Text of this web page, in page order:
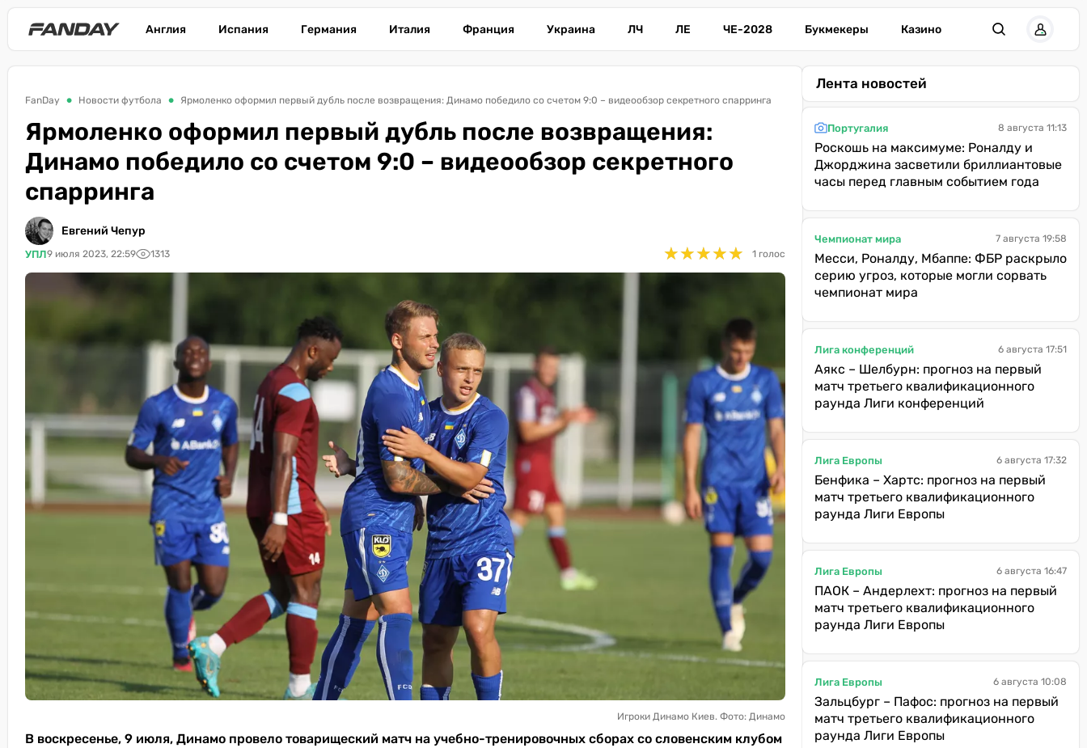
Англия Испания Германия Италия Франция Украина ЛЧ ЛЕ ЧЕ-2028 Букмекеры Казино
FanDay Новости футбола Ярмоленко оформил первый дубль после возвращения: Динамо победило со счетом 9:0 – видеообзор секретного спарринга
Ярмоленко оформил первый дубль после возвращения:
Динамо победило со счетом 9:0 – видеообзор секретного
спарринга
Евгений Чепур
УПЛ9 июля 2023, 22:59 1313 ★★★★★
★★★★★ 1 голос
Игроки Динамо Киев. Фото: Динамо
В воскресенье, 9 июля, Динамо провело товарищеский матч на учебно-тренировочных сборах со словенским клубом
Лента новостей
Португалия 8 августа 11:13
Роскошь на максимуме: Роналду и
Джорджина засветили бриллиантовые
часы перед главным событием года
Чемпионат мира 7 августа 19:58
Месси, Роналду, Мбаппе: ФБР раскрыло
серию угроз, которые могли сорвать
чемпионат мира
Лига конференций 6 августа 17:51
Аякс – Шелбурн: прогноз на первый
матч третьего квалификационного
раунда Лиги конференций
Лига Европы 6 августа 17:32
Бенфика – Хартс: прогноз на первый
матч третьего квалификационного
раунда Лиги Европы
Лига Европы 6 августа 16:47
ПАОК – Андерлехт: прогноз на первый
матч третьего квалификационного
раунда Лиги Европы
Лига Европы 6 августа 10:08
Зальцбург – Пафос: прогноз на первый
матч третьего квалификационного
раунда Лиги Европы